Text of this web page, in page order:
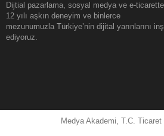
Dijtial pazarlama, sosyal medya ve e-ticarette
12 yılı aşkın deneyim ve binlerce
mezunumuzla Türkiye’nin dijital yarınlarını
ediyoruz.
Medya Akademi, T.C. Ticaret